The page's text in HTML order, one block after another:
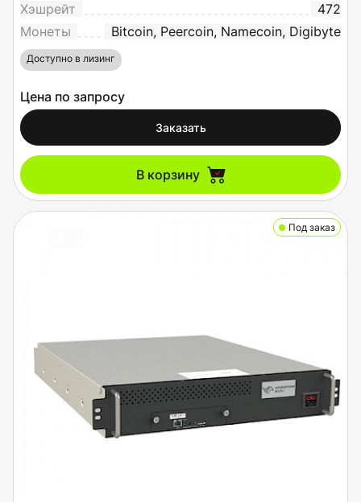
Хэшрейт
472
Монеты
Bitcoin, Peercoin, Namecoin, Digibyte
Доступно в лизинг
Цена по запросу
Заказать
В корзину
Под заказ